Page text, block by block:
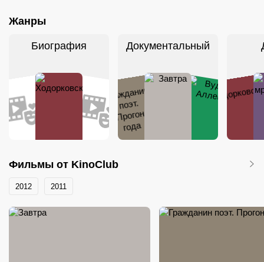
Жанры
Биография Документальный
Фильмы от KinoClub
2012 2011